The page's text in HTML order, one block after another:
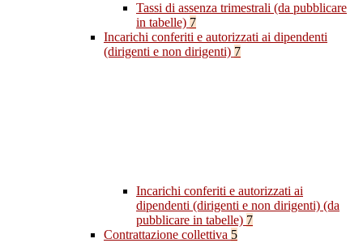
Tassi di assenza trimestrali (da pubblicare
in tabelle) 7
Incarichi conferiti e autorizzati ai dipendenti
(dirigenti e non dirigenti) 7
Incarichi conferiti e autorizzati ai
dipendenti (dirigenti e non dirigenti) (da
pubblicare in tabelle) 7
Contrattazione collettiva 5